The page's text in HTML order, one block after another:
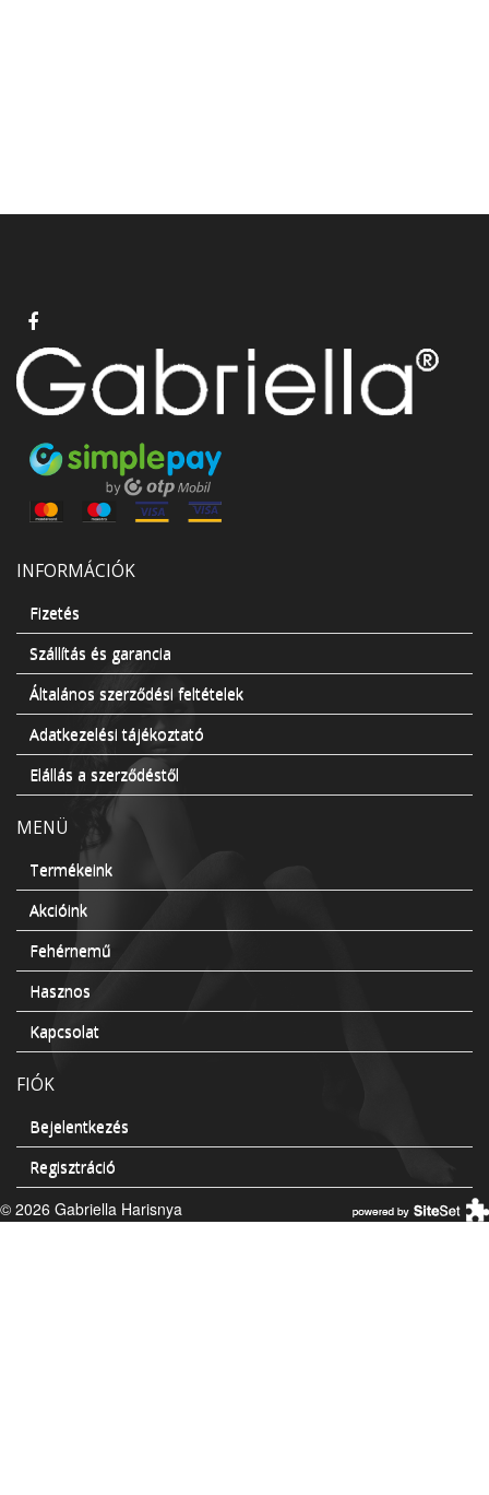
INFORMÁCIÓK
Fizetés
Szállítás és garancia
Általános szerződési feltételek
Adatkezelési tájékoztató
Elállás a szerződéstől
MENÜ
Termékeink
Akcióink
Fehérnemű
Hasznos
Kapcsolat
FIÓK
Bejelentkezés
Regisztráció
© 2026 Gabriella Harisnya